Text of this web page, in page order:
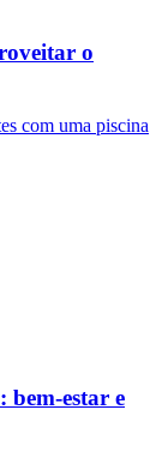
o
com uma piscina
bem-estar e